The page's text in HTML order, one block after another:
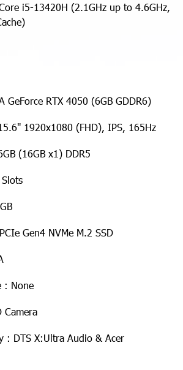
i5-13420H (2.1GHz up to 4.6GHz,
GeForce RTX 4050 (6GB GDDR6)
1920x1080 (FHD), IPS, 165Hz
(16GB x1) DDR5
Gen4 NVMe M.2 SSD
: None
Camera
: DTS X:Ultra Audio & Acer